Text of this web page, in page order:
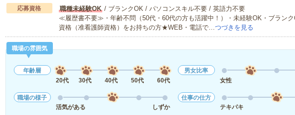
応募資格 職種未経験OK/ ブランクOK / パソコンスキル不要 / 英語力不要
≪履歴書不要≫・年齢不問（50代・60代の方も活躍中！）・未経験OK・ブラン
資格（准看護師資格）をお持ちの方★WEB・電話で…つづきを見る
職場の雰囲気
年齢層
20代
30代 40代 50代 60代
男女比率
女性
職場の様子
活気がある
しずか
仕事の仕方
テキパキ